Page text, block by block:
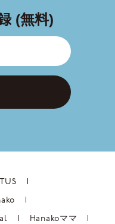
(無料)
Hanakoママ